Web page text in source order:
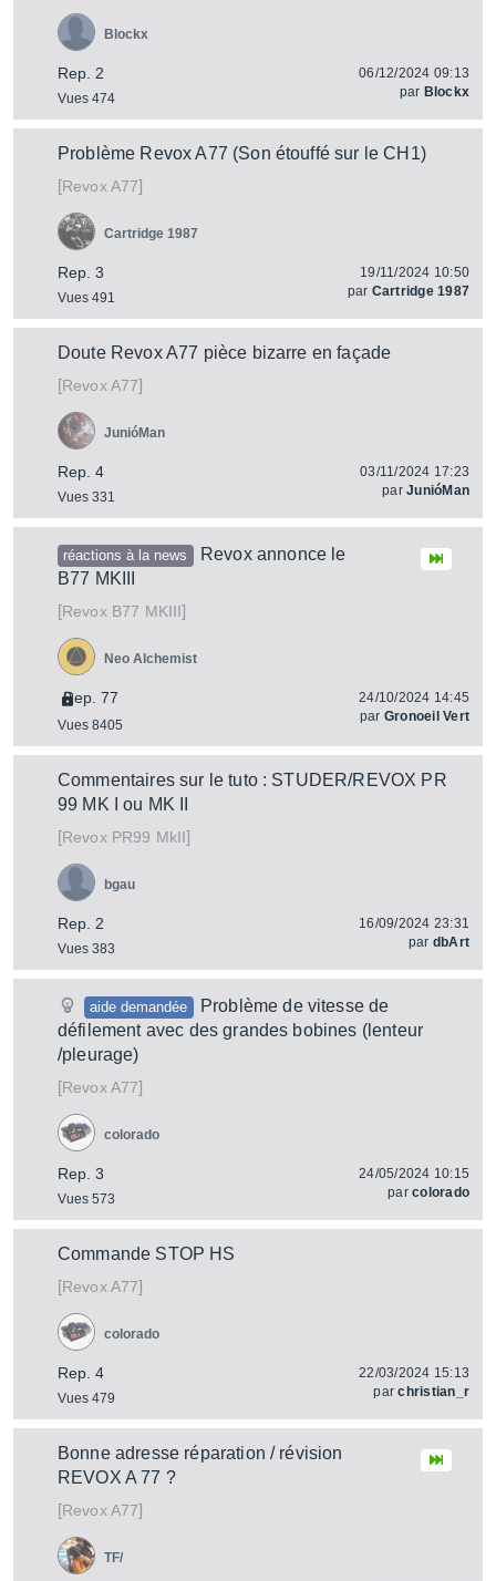
Rep. 2
Vues 474
Blockx
06/12/2024 09:13
par Blockx
Problème Revox A77 (Son étouffé sur le CH1)
[RevoxA77]
Rep. 3
Vues 491
Cartridge 1987
19/11/2024 10:50
par Cartridge 1987
Doute Revox A77 pièce bizarre en façade
[RevoxA77]
Rep. 4
Vues 331
JunióMan
03/11/2024 17:23
parJunióMan
réactions à la news
Revox annonce le
B77 MKIII
[RevoxB77 MKIII]
Rep. 77
Vues 8405
Neo Alchemist
24/10/2024 14:45
par Gronoeil Vert
Commentaires sur le tuto : STUDER/REVOX PR
99 MK I ou MK II
[RevoxPR99 MkII]
Rep. 2
Vues 383
bgau
16/09/2024 23:31
par dbArt
aide demandée
Problème de vitesse de
défilement avec des grandes bobines (lenteur
/pleurage)
[RevoxA77]
Rep. 3
Vues 573
colorado
24/05/2024 10:15
parcolorado
Commande STOP HS
[RevoxA77]
Rep. 4
Vues 479
colorado
22/03/2024 15:13
parchristian_r
Bonne adresse réparation / révision
REVOX A 77 ?
[RevoxA77]
TF/